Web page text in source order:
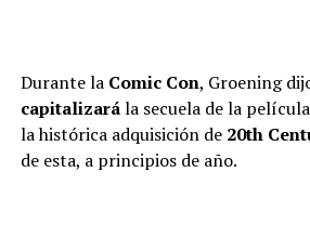
Durante la Comic Con, Groening
capitalizarála secuela de la
la histórica adquisición de20th
de esta, a principios de año.